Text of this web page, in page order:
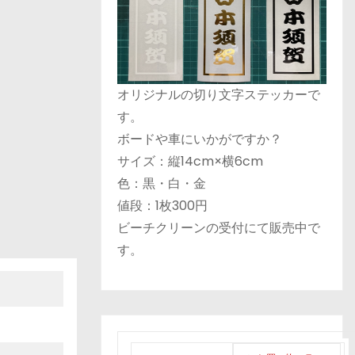
オリジナルの切り文字ステッカーで
す。
ボードや車にいかがですか？
サイズ：縦14cm×横6cm
色：黒・白・金
値段：1枚300円
ビーチクリーンの受付にて販売中で
す。